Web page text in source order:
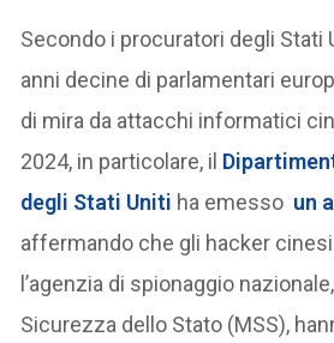
Secondo i procuratori degli Stati
anni decine di parlamentari
di mira da attacchi informatici
2024, in particolare, il
degli Stati Uniti ha emesso un
affermando che gli hacker
l’agenzia di spionaggio
Sicurezza dello Stato (MSS),